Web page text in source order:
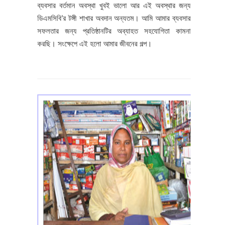
ব্যবসার বর্তমান অবস্থা খুবই ভালো আর এই অবস্থার জন্য
ডিএমসিবি’র টঙ্গী শাখার অবদান অন্যতম। আমি আমার ব্যবসার
সফলতার জন্য প্রতিষ্ঠানটির অব্যাহত সহযোগিতা কামনা
করছি। সংক্ষেপে এই হলো আমার জীবনের গল্প।